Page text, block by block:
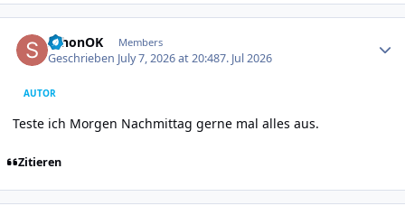
schonOK Members
Geschrieben July 7, 2026 at 20:487. Jul 2026
AUTOR
Teste ich Morgen Nachmittag gerne mal alles aus.
Zitieren